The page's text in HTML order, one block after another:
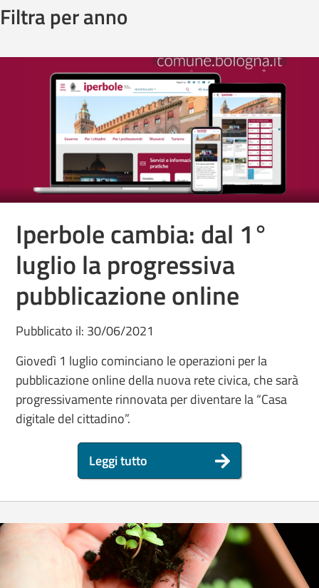
Filtra per anno
Iperbole cambia: dal 1°
luglio la progressiva
pubblicazione online
Pubblicato il: 30/06/2021
Giovedì 1 luglio cominciano le operazioni per la
pubblicazione online della nuova rete civica, che sarà
progressivamente rinnovata per diventare la “Casa
digitale del cittadino”.
Leggi tutto